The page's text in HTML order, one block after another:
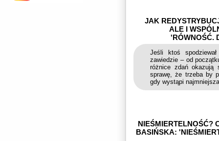
JAK
ALE I
'RÓWNOŚĆ.
Jeśli ktoś
zawiedzie – od
różnice zdań okazują
sprawę, że trzeba by
gdy wystąpi
NIEŚMIERTELNOŚĆ?
BASIŃSKA: